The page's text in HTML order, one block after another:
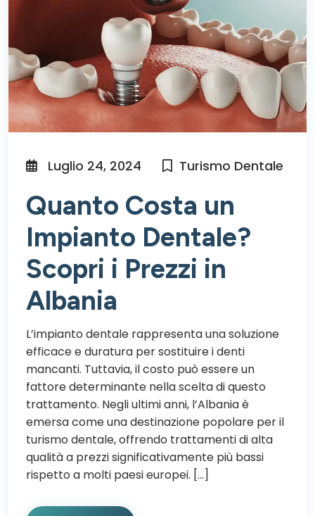
Luglio 24, 2024 Turismo Dentale
Quanto Costa un
Impianto Dentale?
Scopri i Prezzi in
Albania
L’impianto dentale rappresenta una soluzione
efficace e duratura per sostituire i denti
mancanti. Tuttavia, il costo può essere un
fattore determinante nella scelta di questo
trattamento. Negli ultimi anni, l’Albania è
emersa come una destinazione popolare per il
turismo dentale, offrendo trattamenti di alta
qualità a prezzi significativamente più bassi
rispetto a molti paesi europei. […]